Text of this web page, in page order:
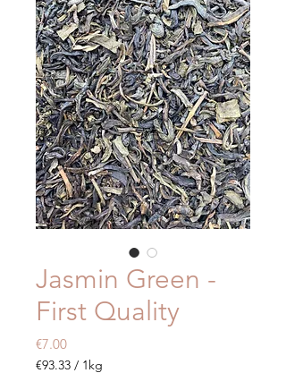
Jasmin Green -
First Quality
€7.00Price
€93.33 / 1kg